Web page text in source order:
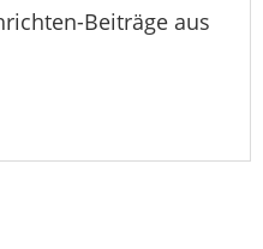
Beiträge aus